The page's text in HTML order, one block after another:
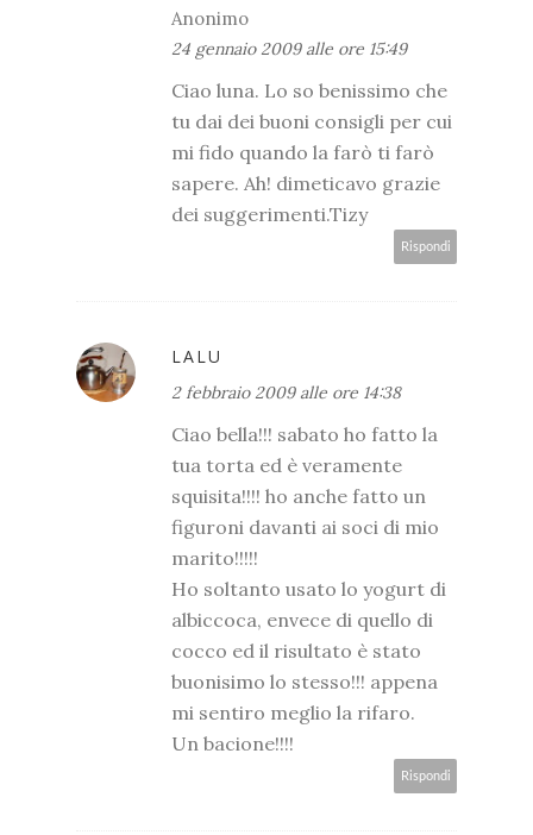
Anonimo
24 gennaio 2009 alle ore 15:49
Ciao luna. Lo so benissimo che
tu dai dei buoni consigli per cui
mi fido quando la farò ti farò
sapere. Ah! dimeticavo grazie
dei suggerimenti.Tizy
Rispondi
LALU
2 febbraio 2009 alle ore 14:38
Ciao bella!!! sabato ho fatto la
tua torta ed è veramente
squisita!!!! ho anche fatto un
figuroni davanti ai soci di mio
marito!!!!!
Ho soltanto usato lo yogurt di
albiccoca, envece di quello di
cocco ed il risultato è stato
buonisimo lo stesso!!! appena
mi sentiro meglio la rifaro.
Un bacione!!!!
Rispondi